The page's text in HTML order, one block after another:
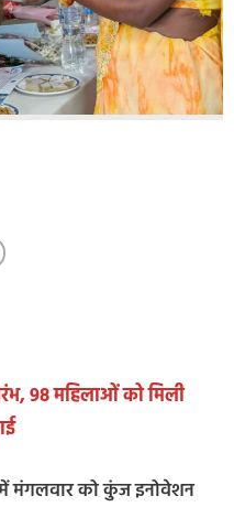
98 महिलाओं को मिली
मंगलवार को कुंज इनोवेशन